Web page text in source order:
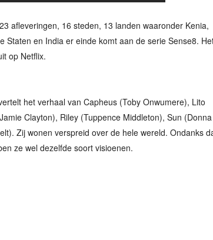
afleveringen, 16 steden, 13 landen waaronder Kenia,
Staten en India er einde komt aan de serie Sense8.
op Netflix.
het verhaal van Capheus (Toby Onwumere), Lito
Clayton), Riley (Tuppence Middleton), Sun (Donna
Zij wonen verspreid over de hele wereld. Ondanks
ze wel dezelfde soort visioenen.